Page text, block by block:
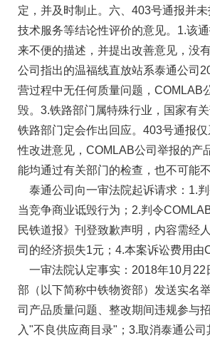
定，并及时制止。六、403号通报并
技术服务等结论性评价的意见。1.该
来不便的描述，并提出改善意见，没
公司指出的温福线直放站系泰通公司
营过程中无任何质量问题，COMLAB
毁。3.铁路部门属特殊行业，国家有
铁路部门定会作出回应。403号通报
性改进意见，COMLAB公司举报的产
能均通过有关部门的检查，也不可能
泰通公司向一审法院起诉请求：1.
当竞争商业诋毁行为；2.判令
民铁道报》刊登致歉声明，内容需经
司的经济损失1元；4.本案诉讼费用由
一审法院认定事实：2018年10月22
部（以下简称中铁物资部）发送实名
司产品质量问题、整改期间违规参与
入"不良供应商目录"；3.取消泰通公